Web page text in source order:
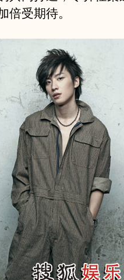
倍受期待。